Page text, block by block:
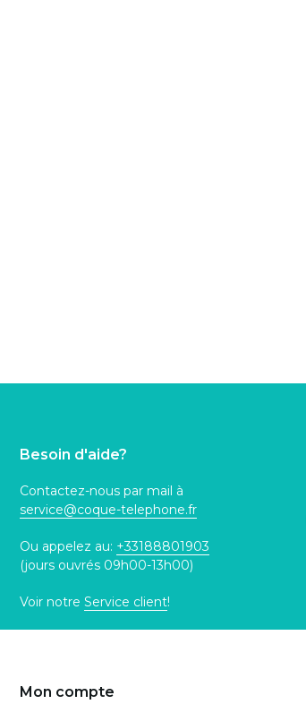
Besoin d'aide?
Contactez-nous par mail à
service@coque-telephone.fr
Ou appelez au: +33188801903
(jours ouvrés 09h00-13h00)
Voir notre Service client!
Mon compte